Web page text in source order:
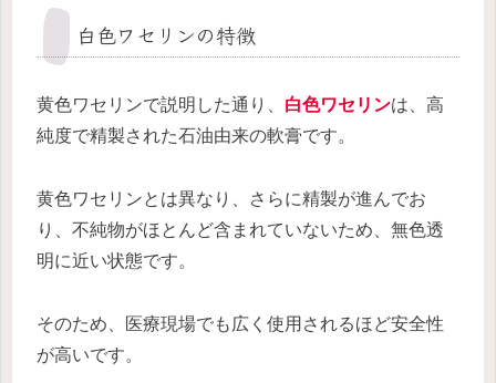
白色ワセリンの特徴
黄色ワセリンで説明した通り、 白色ワセリンは、高
純度で精製された石油由来の軟膏です。
黄色ワセリンとは異なり、さらに精製が進んでお
り、不純物がほとんど含まれていないため、無色透
明に近い状態です。
そのため、医療現場でも広く使用されるほど安全性
が高いです。